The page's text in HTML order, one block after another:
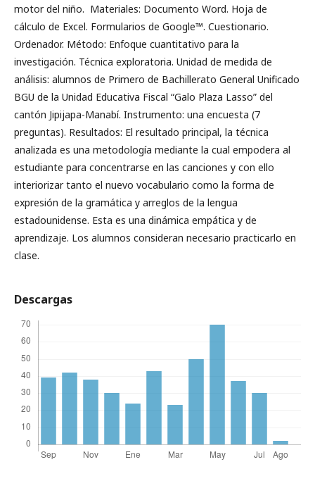
motor del niño. Materiales: Documento Word. Hoja de
cálculo de Excel. Formularios de Google™. Cuestionario.
Ordenador. Método: Enfoque cuantitativo para la
investigación. Técnica exploratoria. Unidad de medida de
análisis: alumnos de Primero de Bachillerato General Unificado
BGU de la Unidad Educativa Fiscal “Galo Plaza Lasso” del
cantón Jipijapa-Manabí. Instrumento: una encuesta (7
preguntas). Resultados: El resultado principal, la técnica
analizada es una metodología mediante la cual empodera al
estudiante para concentrarse en las canciones y con ello
interiorizar tanto el nuevo vocabulario como la forma de
expresión de la gramática y arreglos de la lengua
estadounidense. Esta es una dinámica empática y de
aprendizaje. Los alumnos consideran necesario practicarlo en
clase.
Descargas